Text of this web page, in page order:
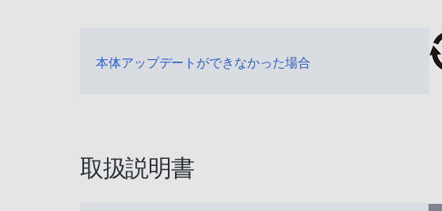
本体アップデートができなかった場合
取扱説明書